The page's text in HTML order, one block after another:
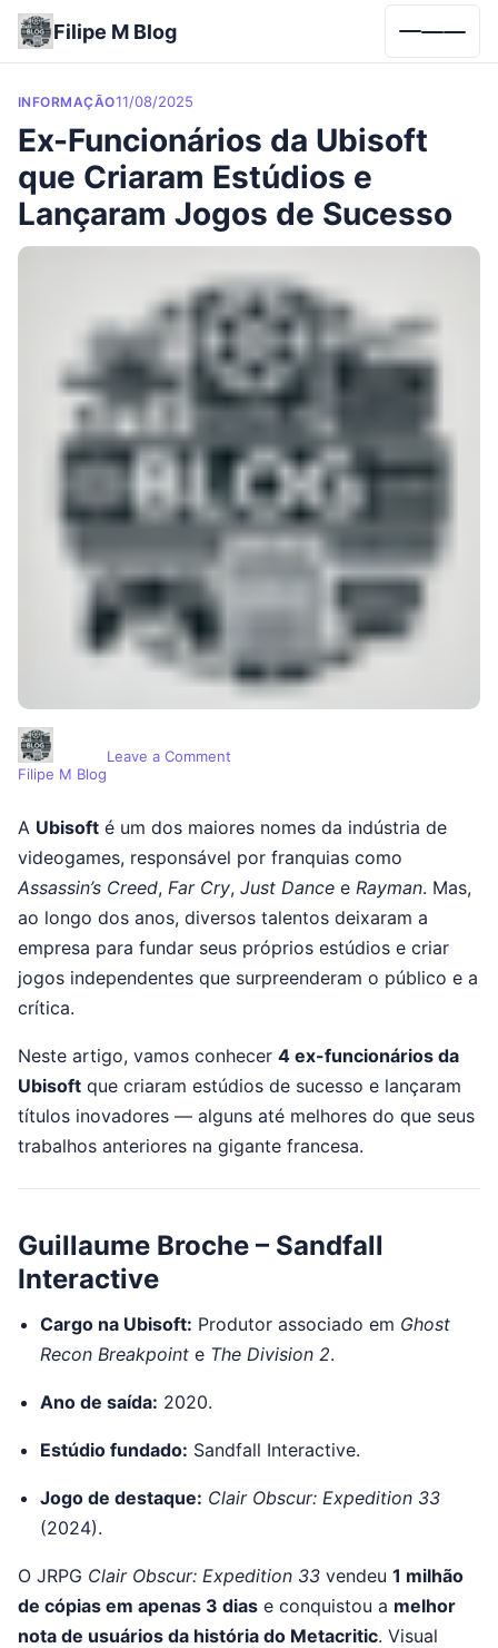
Filipe M Blog Menu
Categories
INFORMAÇÃOPosted on
11/08/2025
Ex-Funcionários da Ubisoft
que Criaram Estúdios e
Lançaram Jogos de Sucesso
Filipe M Blog
Leave a Comment
A Ubisoft é um dos maiores nomes da indústria de
videogames, responsável por franquias como
Assassin’s Creed, Far Cry, Just Dance e Rayman. Mas,
ao longo dos anos, diversos talentos deixaram a
empresa para fundar seus próprios estúdios e criar
jogos independentes que surpreenderam o público e a
crítica.
Neste artigo, vamos conhecer 4 ex-funcionários da
Ubisoft que criaram estúdios de sucesso e lançaram
títulos inovadores — alguns até melhores do que seus
trabalhos anteriores na gigante francesa.
Guillaume Broche – Sandfall
Interactive
Cargo na Ubisoft: Produtor associado em Ghost
Recon Breakpoint e The Division 2.
Ano de saída: 2020.
Estúdio fundado: Sandfall Interactive.
Jogo de destaque: Clair Obscur: Expedition 33
(2024).
O JRPG Clair Obscur: Expedition 33 vendeu 1 milhão
de cópias em apenas 3 dias e conquistou a melhor
nota de usuários da história do Metacritic. Visual